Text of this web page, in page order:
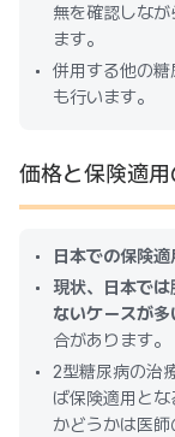
無を確認しな
ます。
併用する他の
も行います。
価格と保険適
日本での保険
現状、日本で
ないケースが多
合があります。
2型糖尿病の治
ば保険適用と
かどうかは医